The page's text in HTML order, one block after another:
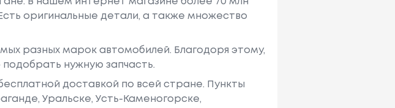
оригинальные детали, а также множество
разных марок автомобилей. Благодоря этому,
нужную запчасть.
доставкой по всей стране. Пункты
Уральске, Усть-Каменогорске,